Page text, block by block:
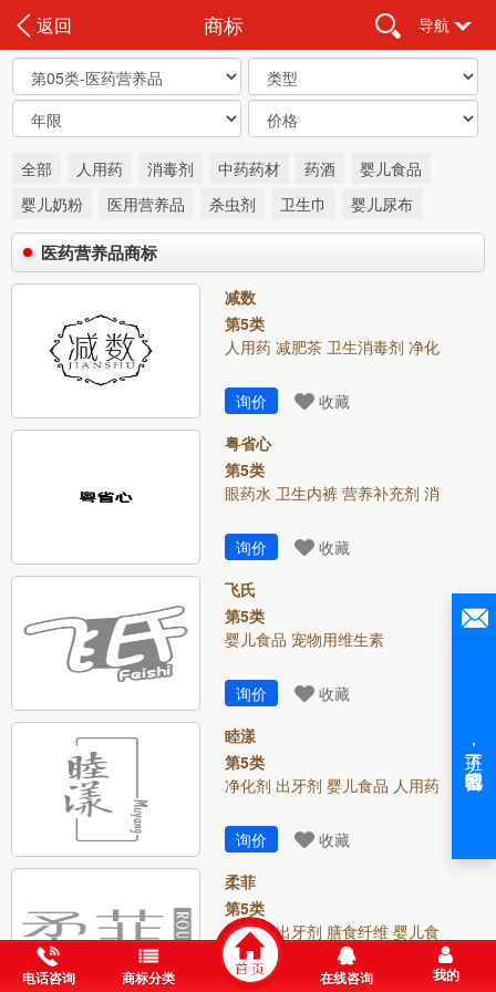
返回 商标 导航
全部 人用药 消毒剂 中药药材 药酒
婴儿食品
婴儿奶粉
医用营养品 杀虫剂 卫生巾 婴儿尿布
医药营养品商标
减数
第5类
人用药 减肥茶 卫生消毒剂 净化
询价
收藏
粤省心
第5类
眼药水 卫生内裤 营养补充剂 消
询价
收藏
飞氏
第5类
婴儿食品 宠物用维生素
询价
收藏
睦漾
第5类
净化剂 出牙剂 婴儿食品 人用药
询价
收藏
柔菲
第5类
净化剂 出牙剂 膳食纤维 婴儿食
询价 收藏
电话咨询 商标分类 在线咨询 我的